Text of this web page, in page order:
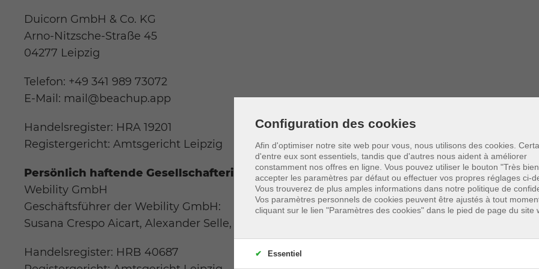
Configuration des cookies
Afin d'optimiser notre site web pour vous, nous utilisons des cookies.
d'entre eux sont essentiels, tandis que d'autres nous aident à améliorer
constamment nos offres en ligne. Vous pouvez utiliser le bouton "Très
accepter les paramètres par défaut ou effectuer vos propres réglages ci-
Vous trouverez de plus amples informations dans notre politique de
Vos paramètres personnels de cookies peuvent être ajustés à tout
cliquant sur le lien "Paramètres des cookies" dans le pied de page du site
Essentiel
✔
Duicorn GmbH & Co. KG
Arno-Nitzsche-Straße 45
04277 Leipzig
Telefon: +49 341 989 73072
E-Mail: mail@beachup.app
Handelsregister: HRA 19201
Registergericht: Amtsgericht Leipzig
Persönlich haftende Gesellschafterin der Duicorn GmbH & Co. KG:
Webility GmbH
Geschäftsführer der Webility GmbH:
Susana Crespo Aicart, Alexander Selle, Tobias Ussath
Handelsregister: HRB 40687